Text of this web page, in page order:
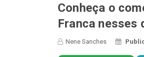
Conheça o
Franca nesses
Nene Sanches